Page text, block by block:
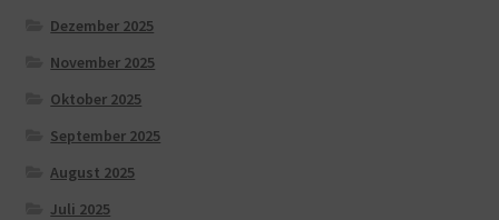
Dezember 2025
November 2025
Oktober 2025
September 2025
August 2025
Juli 2025